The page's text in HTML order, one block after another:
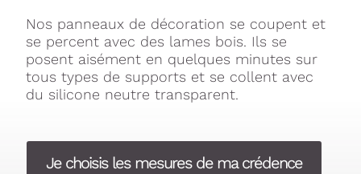
Nos panneaux de décoration se coupent et
se percent avec des lames bois. Ils se
posent aisément en quelques minutes sur
tous types de supports et se collent avec
du silicone neutre transparent.
Je choisis les mesures de ma crédence